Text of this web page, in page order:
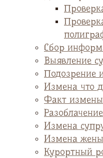
Сбор
Выявление
Подозрение
Измена что
Факт измены
Измена
Измена жены
Курортный